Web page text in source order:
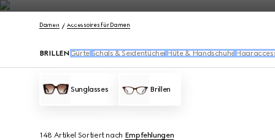
Kontakt
Damen Accessoires für Damen
BRILLEN Gürtel Schals & Seidentücher Hüte & Handschuhe
Sunglasses Brillen
148 Artikel Sortiert nach Empfehlungen